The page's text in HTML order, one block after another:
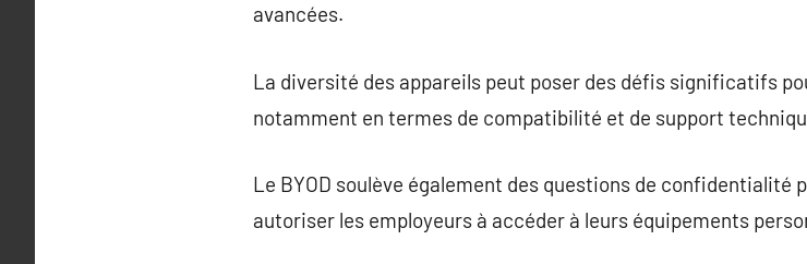
avancées.
La diversité des appareils peut poser des défis significatifs
notamment en termes de compatibilité et de support
Le BYOD soulève également des questions de confidentialité
autoriser les employeurs à accéder à leurs équipements